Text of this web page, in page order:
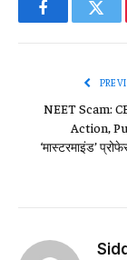
Facebook
NEET Scam:
Action,
‘मास्टरमाइंड’